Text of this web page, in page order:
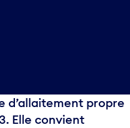
d’allaitement propre
Elle convient